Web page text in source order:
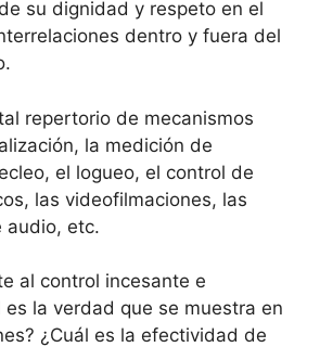
su dignidad y respeto en el
dentro y fuera del
repertorio de mecanismos
la medición de
el logueo, el control de
las videofilmaciones, las
audio, etc.
al control incesante e
es la verdad que se muestra en
¿Cuál es la efectividad de